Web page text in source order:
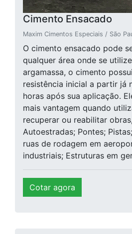
Cimento Ensacado
Maxim Cimentos Especiais / São
O cimento ensacado pode
qualquer área onde se
argamassa, o cimento
resistência inicial a partir já
horas após sua aplicação.
mais vantagem quando
recuperar ou reabilitar
Autoestradas; Pontes;
ruas de rodagem em
industriais; Estruturas em
Cotar agora